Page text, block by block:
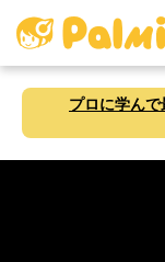
プロに学ん